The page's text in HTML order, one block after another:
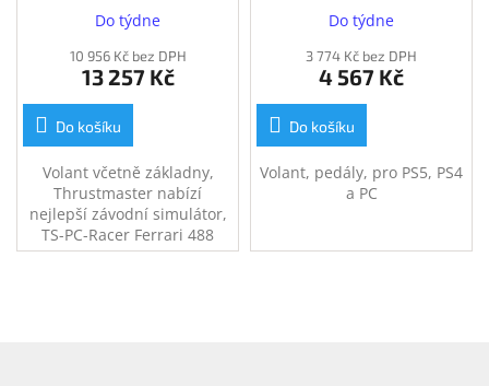
Edition (2960798)
Do týdne
10 956 Kč bez DPH
13 257 Kč
Do košíku
Volant včetně základny,
Thrustmaster nabízí
nejlepší závodní simulátor,
TS-PC-Racer Ferrari 488
Challenge Edition pro PC,
PS5/PS4, PC (4160781)
Do týdne
3 774 Kč bez DPH
4 567 Kč
Do košíku
Volant, pedály, pro PS5, PS4
a PC